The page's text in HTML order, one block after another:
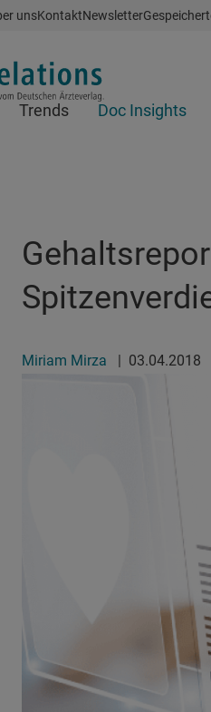
unsKontaktNewsletter
Trends Doc Insights
Miriam Mirza | 03.04.2018